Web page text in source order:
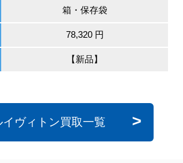
箱・保存袋
78,320 円
【新品】
イヴィトン買取一覧